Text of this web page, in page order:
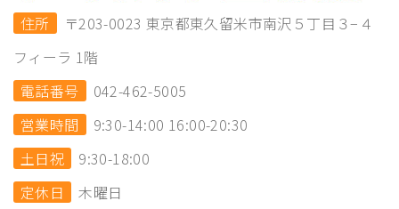
住所
〒203-0023 東京都東久留米市南沢５丁目３−４
フィーラ 1階
電話番号
042-462-5005
営業時間
9:30-14:00 16:00-20:30
土日祝
9:30-18:00
定休日
木曜日